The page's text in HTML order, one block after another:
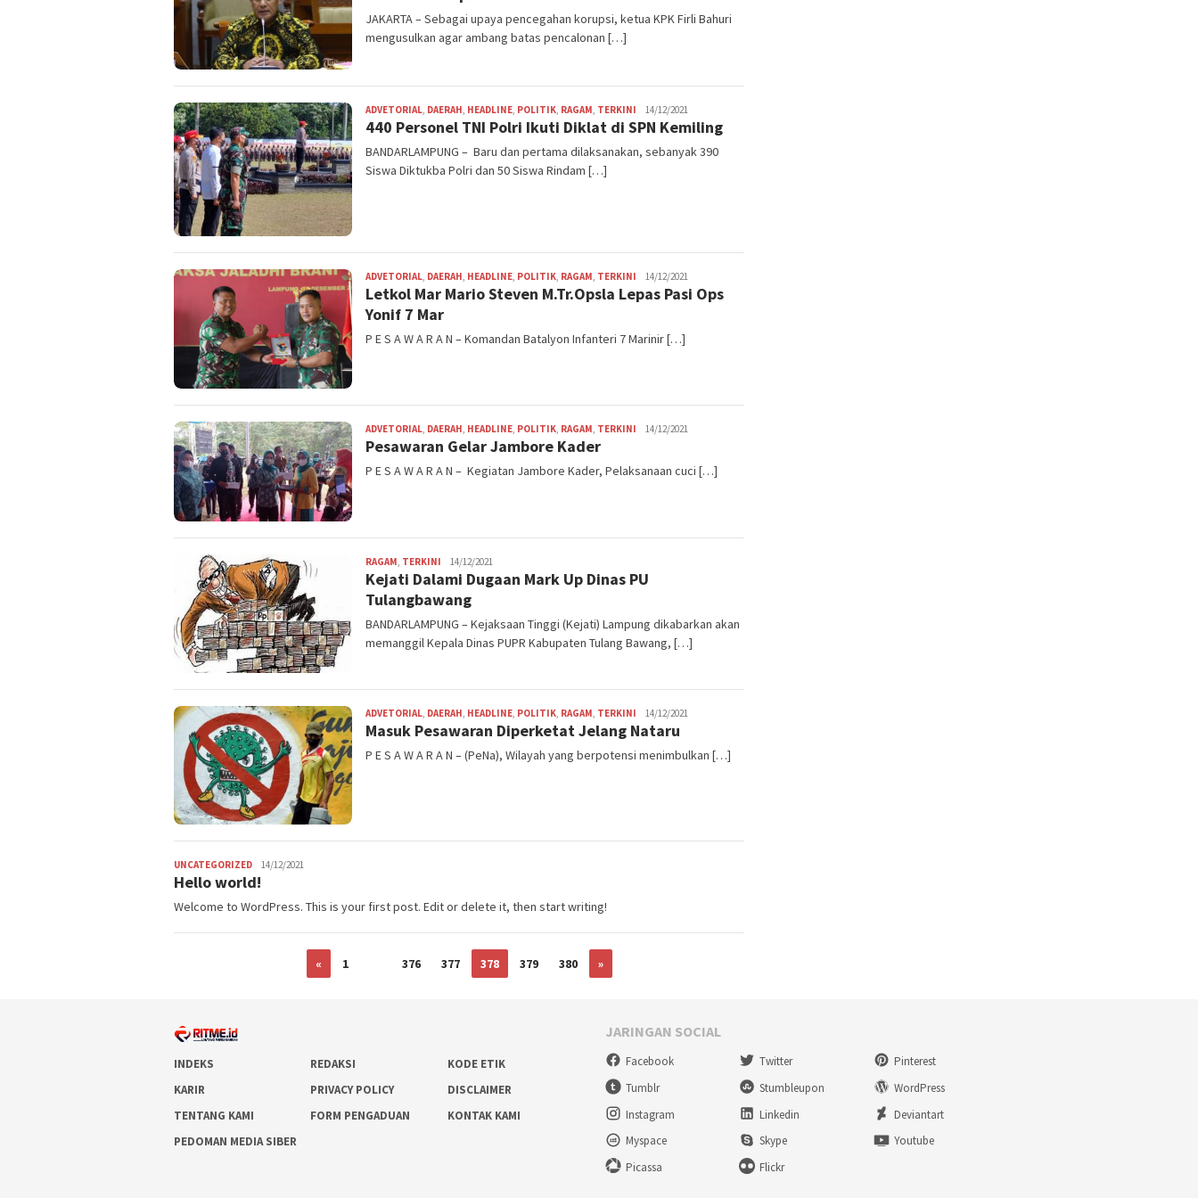
JAKARTA – Sebagai upaya pencegahan korupsi, ketua KPK Firli Bahuri
mengusulkan agar ambang batas pencalonan […]
ADVETORIAL, DAERAH, HEADLINE, POLITIK, RAGAM, TERKINI Ritme
14/12/2021
440 Personel TNI Polri Ikuti Diklat di SPN Kemiling
BANDARLAMPUNG – Baru dan pertama dilaksanakan, sebanyak 390
Siswa Diktukba Polri dan 50 Siswa Rindam […]
ADVETORIAL, DAERAH, HEADLINE, POLITIK, RAGAM, TERKINI Ritme
14/12/2021
Letkol Mar Mario Steven M.Tr.Opsla Lepas Pasi Ops
Yonif 7 Mar
P E S A W A R A N – Komandan Batalyon Infanteri 7 Marinir […]
ADVETORIAL DAERAH HEADLINE POLITIK RAGAM TERKINI Ritme
14/12/2021
Pesawaran Gelar Jambore Kader
P E S A W A R A N – Kegiatan Jambore Kader, Pelaksanaan cuci […]
RAGAM, TERKINI Ritme
14/12/2021
Kejati Dalami Dugaan Mark Up Dinas PU
Tulangbawang
BANDARLAMPUNG – Kejaksaan Tinggi (Kejati) Lampung dikabarkan akan
memanggil Kepala Dinas PUPR Kabupaten Tulang Bawang, […]
ADVETORIAL, DAERAH, HEADLINE, POLITIK, RAGAM, TERKINI Ritme
14/12/2021
Masuk Pesawaran Diperketat Jelang Nataru
P E S A W A R A N – (PeNa), Wilayah yang berpotensi menimbulkan […]
UNCATEGORIZEDRitme
14/12/2021
Hello world!
Welcome to WordPress. This is your first post. Edit or delete it, then start writing!
« 1 376 377 378 379 380 »
INDEKS REDAKSI
KODE ETIK
KARIR
PRIVACY POLICY
DISCLAIMER
TENTANG KAMI
FORM PENGADUAN
KONTAK KAMI
PEDOMAN MEDIA SIBER
JARINGAN SOCIAL
Facebook Twitter
Pinterest
Tumblr
Stumbleupon
WordPress
Instagram
Linkedin
Deviantart
Myspace
Skype
Youtube
Picassa
Flickr